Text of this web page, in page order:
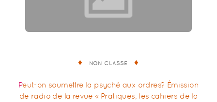
NON CLASSÉ
Peut-on soumettre la psyché aux ordres? Émission
de radio de la revue « Pratiques, les cahiers de la